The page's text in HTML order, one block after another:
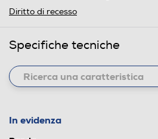
Diritto di recesso
Specifiche tecniche
In evidenza